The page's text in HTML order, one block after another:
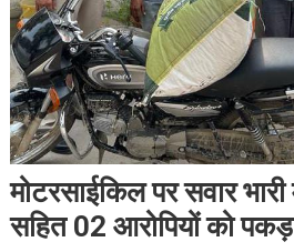
मोटरसाईकिल पर सवार भारी
सहित 02 आरोपियों को